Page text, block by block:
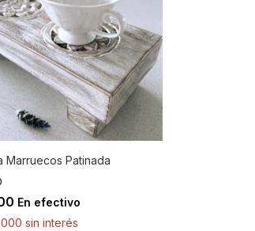
Marruecos Patinada
En efectivo
sin interés